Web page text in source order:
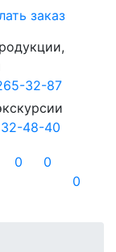
заказ
32-87
48-40
0
0
0